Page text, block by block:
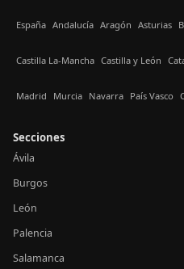
España Andalucía Aragón Asturias
Castilla La-Mancha Castilla y León
Madrid Murcia Navarra País Vasco
Secciones
Ávila
Burgos
León
Palencia
Salamanca